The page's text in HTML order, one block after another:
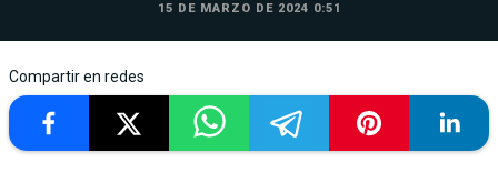
15 DE MARZO DE 2024 0:51
Compartir en redes